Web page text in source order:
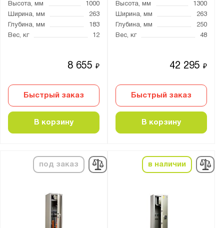
Высота, мм
1000
Ширина, мм
263
Глубина, мм
183
Вес, кг
12
8 655₽
Быстрый заказ
В корзину
Высота, мм
1300
Ширина, мм
263
Глубина, мм
250
Вес, кг
48
42 295₽
Быстрый заказ
В корзину
под заказ в наличии
0 класс
S1 класс
30Б
Количество полок, шт.:
Тип покрытия поверхности:
натуральное дерево
порошковое